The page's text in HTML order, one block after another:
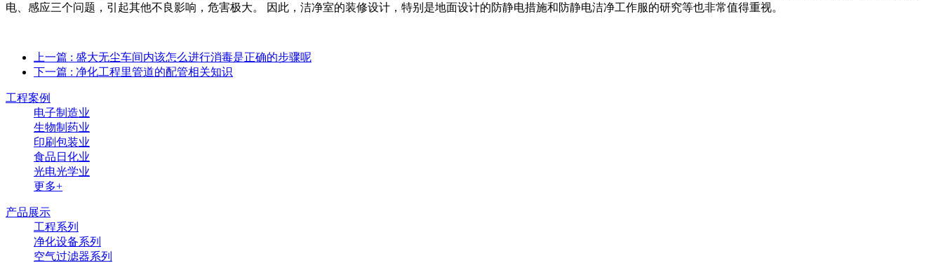
电、感应三个问题，引起其他不良影响，危害极大。 因此，洁净室的装修设计，特别是地面设计的防静电措施和防静电洁净工作服的研究等也非常值得重视。
上一篇 : 盛大无尘车间内该怎么进行消毒是正确的步骤呢
下一篇 : 净化工程里管道的配管相关知识
工程案例
电子制造业
生物制药业
印刷包装业
食品日化业
光电光学业
更多+
产品展示
工程系列
净化设备系列
空气过滤器系列